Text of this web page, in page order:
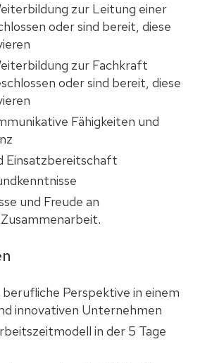
zur Leitung einer
oder sind bereit, diese
zur Fachkraft
oder sind bereit, diese
Fähigkeiten und
Einsatzbereitschaft
und Freude an
Perspektive in einem
innovativen Unternehmen
in der 5 Tage